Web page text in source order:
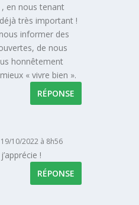
en nous tenant
très important !
informer des
de nous
honnêtement
« vivre bien ».
RÉPONSE
10/2022 à 8h56
!
RÉPONSE